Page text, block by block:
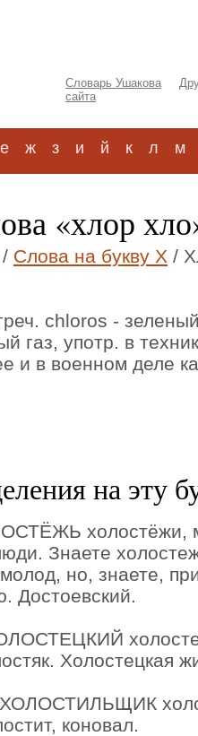
Словарь Ушакова
сайта
е ж з и й к л м
«хлор
/ Слова на букву Х /
chloros -
газ, употр. в
и в военном деле
на эту
холостёжи,
Знаете
но, знаете,
Достоевский.
Холостецкая
коновал.